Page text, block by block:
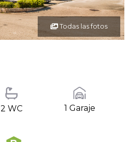
Todas las fotos
2 WC 1 Garaje